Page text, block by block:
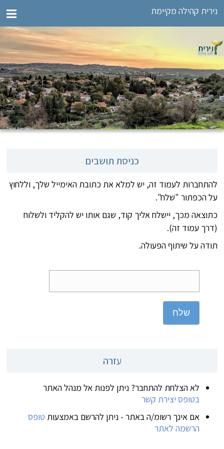
נירית קהילה מקיימת
כניסת תושבים
להתחברות לעמוד זה, יש למלא את כתובת האימייל שלך, וללחוץ
על הכפתור "שלח".
כתוצאה מכך, יישלח אליך קוד, שגם אותו יש להקליד ולשלוח
(דרך עמוד זה).
תודה על שיתוף הפעולה.
שלח
עזרה
לא הצלחת להתחבר? ניתן לפנות אל מנהל האתר
בטופס יצירת קשר
אם אינך רשומ/ה באתר - ניתן להרשם באמצעות טופס
הרשמה לאתר